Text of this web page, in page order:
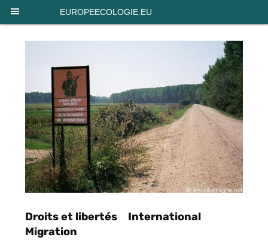
EUROPEECOLOGIE.EU
Droits et libertés
International
Migration